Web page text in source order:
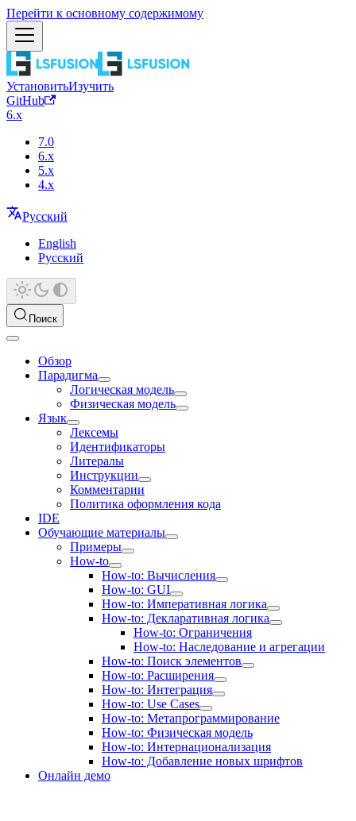
Перейти к основному содержимому
УстановитьИзучить
GitHub
6.x
7.0
6.x
5.x
4.x
Русский
English
Русский
Поиск
Обзор
Парадигма
Логическая модель
Физическая модель
Язык
Лексемы
Идентификаторы
Литералы
Инструкции
Комментарии
Политика оформления кода
IDE
Обучающие материалы
Примеры
How-to
How-to: Вычисления
How-to: GUI
How-to: Императивная логика
How-to: Декларативная логика
How-to: Ограничения
How-to: Наследование и агрегации
How-to: Поиск элементов
How-to: Расширения
How-to: Интеграция
How-to: Use Cases
How-to: Метапрограммирование
How-to: Физическая модель
How-to: Интернационализация
How-to: Добавление новых шрифтов
Онлайн демо